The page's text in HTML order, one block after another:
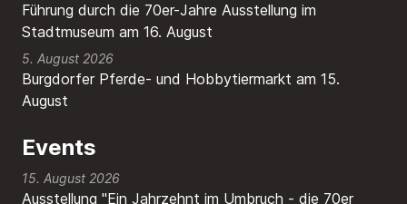
Führung durch die 70er-Jahre Ausstellung im
Stadtmuseum am 16. August
Burgdorfer Pferde- und Hobbytiermarkt am 15.
August
5. August 2026
Events
15. August 2026
Ausstellung "Ein Jahrzehnt im Umbruch - die 70er